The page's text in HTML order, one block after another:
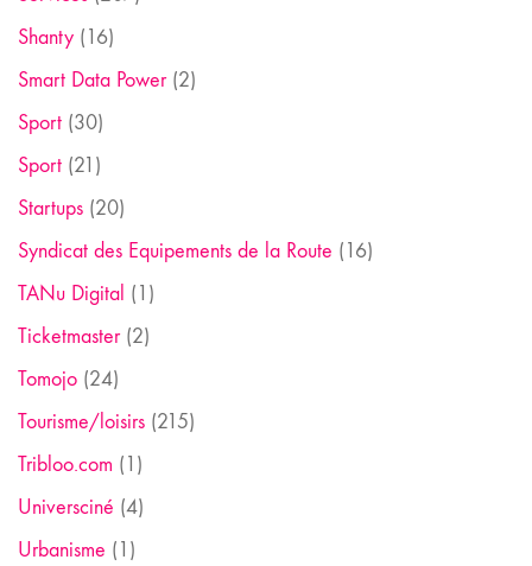
Shanty (16)
Smart Data Power(2)
Sport (30)
Sport (21)
Startups (20)
Syndicat des Equipements de la Route (16)
TANu Digital (1)
Ticketmaster(2)
Tomojo (24)
Tourisme/loisirs (215)
Tribloo.com (1)
Universciné (4)
Urbanisme (1)